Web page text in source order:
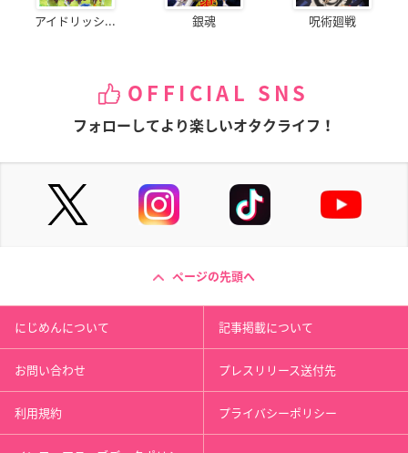
アイドリッシ... 銀魂 呪術廻戦
OFFICIAL SNS
フォローしてより楽しいオタクライフ！
ページの先頭へ
にじめんについて 記事掲載について
お問い合わせ プレスリリース送付先
利用規約 プライバシーポリシー